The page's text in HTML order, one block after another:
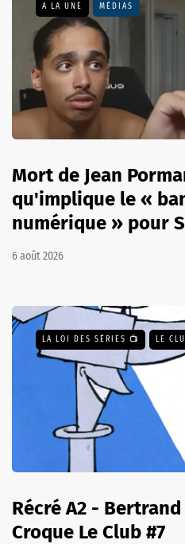
A LA UNE MÉDIAS
Mort de Jean
qu'implique le «
numérique » pour
6 août 2026
LA LOI DES SÉRIES 📺 LE
Récré A2 - Bertrand
Croque Le Club #7